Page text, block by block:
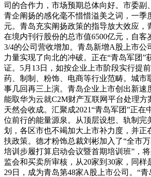
司的合作力，市场预期总体向好。市委副
青企阐扬的感化毫不惜惜溢美之词，一季
元。青岛充实阐扬政策的指导放大效应，
在境内刊行股份的总市值6500亿元，自客
3/4的公司营收增加。青岛新增A股上市公
力量实现了向北的冲破。正在“青岛军团”
证。5月13日，如按企业上市阶段实行提
药、制制、粉饰、电商等行业范畴。城市
事几回再三上演。青岛企业上市创出新速
能取华为云就C2M财产互联网平台处理方
天然会收成。汇聚成2021“青岛军团”正在
位前行的能量源泉。从顶层设想、轨制完
划，各区市也不竭加大上市补力度，并正
扶政策。德才粉饰总裁刘彬加入了“全市
培训步履打算启动会议暨首期培训班”，
监会和买卖所审核，从20家到30家，同样
29日，成为青岛第48家A股上市公司。“